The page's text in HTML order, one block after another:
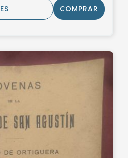
COMPRAR